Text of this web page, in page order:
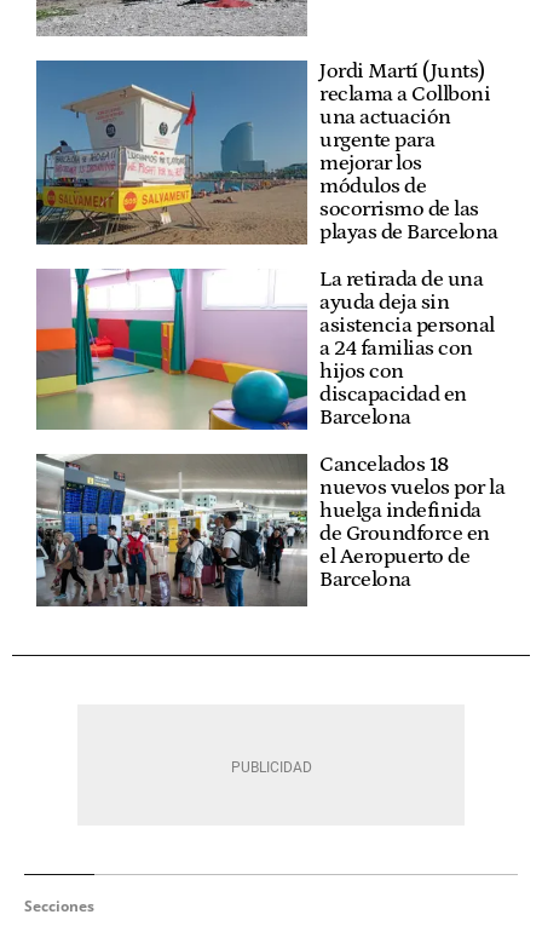
Jordi Martí (Junts)
reclama a Collboni
una actuación
urgente para
mejorar los
módulos de
socorrismo de las
playas de Barcelona
La retirada de una
ayuda deja sin
asistencia personal
a 24 familias con
hijos con
discapacidad en
Barcelona
Cancelados 18
nuevos vuelos por la
huelga indefinida
de Groundforce en
el Aeropuerto de
Barcelona
Secciones